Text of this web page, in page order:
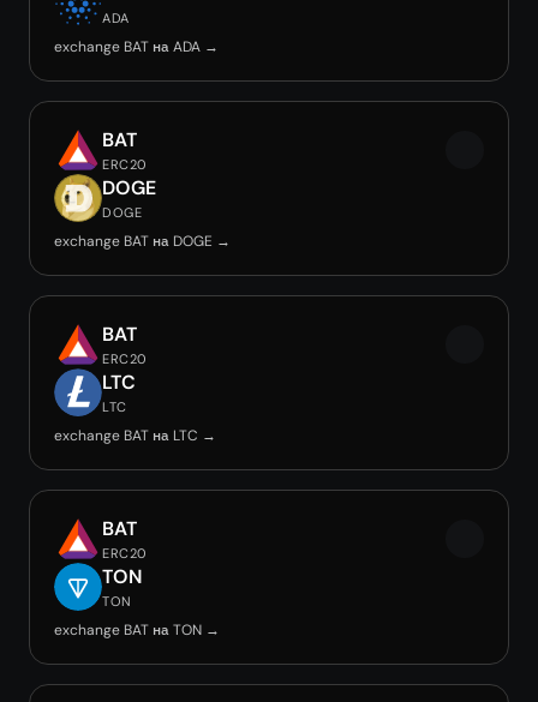
ADA
exchange BAT на ADA →
BAT
ERC20
DOGE
DOGE
exchange BAT на DOGE →
BAT
ERC20
LTC
LTC
exchange BAT на LTC →
BAT
ERC20
TON
TON
exchange BAT на TON →